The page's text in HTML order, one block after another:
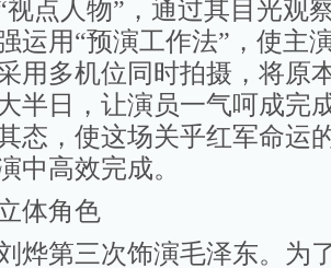
视点人物”，通过其目光观
运用“预演工作法”，使主
用多机位同时拍摄，将原
半日，让演员一气呵成完
态，使这场关乎红军命运
中高效完成。
角色
第三次饰演毛泽东。为